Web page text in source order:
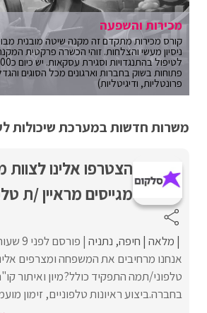
מכירות והשפעה
קורס מכירות מתקדם זה מקנה שיטה מובנית
ניסיון מעשי והצלחות. זוהי הכשרה פרקטית המקנה
פתוחות בשוק בחברות וארגונים מכל הסוגים
פרונטליות, ודיגיטליות)
משרות חדשות במערכת שיכולות
הצטרפו אלינו
מגייסים מראיין /ת
מלאה חיפה נתניה פורסם לפני 9 שעות
אנחנו מרחיבים את המשפחה ומצרפים
טלפוני/תמה התפקיד כולל?מיון ואיתור
בחברה.ביצוע ראיונות טלפוניים, זימון